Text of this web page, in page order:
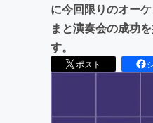
に今回限りのオー
まと演奏会の成功
す。
ポスト